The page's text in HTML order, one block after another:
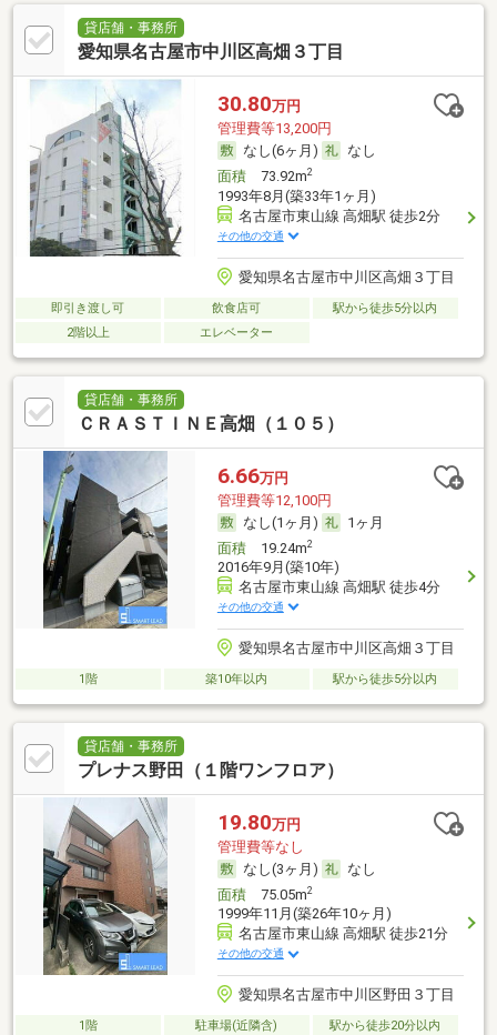
貸店舗・事務所
愛知県名古屋市中川区高畑３丁目
30.80万円
管理費等13,200円
なし(6ヶ月)
なし
面積73.92m2
1993年8月(築33年1ヶ月)
名古屋市東山線 高畑駅 徒歩2分
その他の交通
愛知県名古屋市中川区高畑３丁目
即引き渡し可 飲食店可
駅から徒歩5分以内
2階以上
エレベーター
貸店舗・事務所
ＣＲＡＳＴＩＮＥ高畑（１０５）
6.66万円
管理費等12,100円
なし(1ヶ月)
1ヶ月
面積19.24m2
2016年9月(築10年)
名古屋市東山線 高畑駅 徒歩4分
その他の交通
愛知県名古屋市中川区高畑３丁目
1階 築10年以内 駅から徒歩5分以内
貸店舗・事務所
プレナス野田（１階ワンフロア）
19.80万円
管理費等なし
なし(3ヶ月)
なし
面積75.05m2
1999年11月(築26年10ヶ月)
名古屋市東山線 高畑駅 徒歩21分
その他の交通
愛知県名古屋市中川区野田３丁目
1階 駐車場(近隣含) 駅から徒歩20分以内